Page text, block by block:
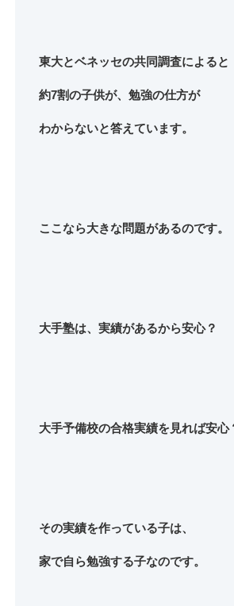
東大とベネッセの共同調査によると
約7割の子供が、勉強の仕方が
わからないと答えています。
ここなら大きな問題があるのです。
大手塾は、実績があるから安心？
大手予備校の合格実績を見れば安心
その実績を作っている子は、
家で自ら勉強する子なのです。